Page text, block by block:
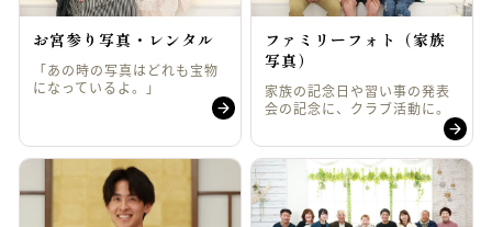
お宮参り写真・レンタル
「あの時の写真はどれも宝物
になっているよ。」
ファミリーフォト（家族
写真）
家族の記念日や習い事の発表
会の記念に、クラブ活動に。